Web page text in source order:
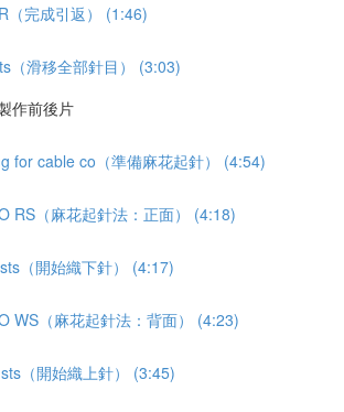
（完成引返） (1:46)
（滑移全部針目） (3:03)
作前後片
for cable co（準備麻花起針） (4:54)
RS（麻花起針法：正面） (4:18)
（開始織下針） (4:17)
WS（麻花起針法：背面） (4:23)
（開始織上針） (3:45)